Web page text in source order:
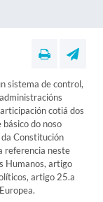
sistema de control,
cotiá dos
do noso
Constitución
referencia neste
Humanos, artigo
artigo 25.a